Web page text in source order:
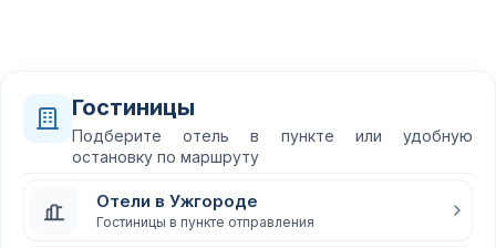
Гостиницы
Подберите отель в пункте или удобную
остановку по маршруту
Отели в Ужгороде
Гостиницы в пункте отправления